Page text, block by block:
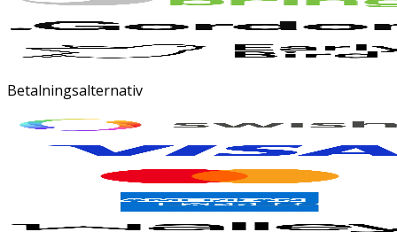
Betalningsalternativ